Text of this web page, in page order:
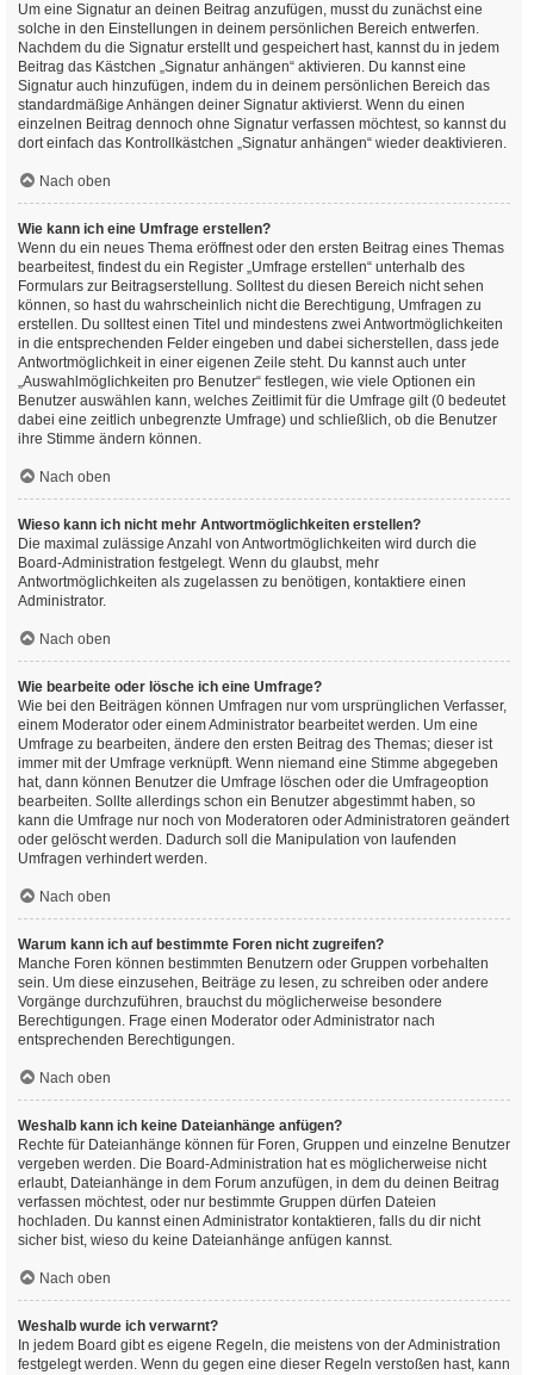
Um eine Signatur an deinen Beitrag anzufügen, musst du zunächst eine
solche in den Einstellungen in deinem persönlichen Bereich entwerfen.
Nachdem du die Signatur erstellt und gespeichert hast, kannst du in jedem
Beitrag das Kästchen „Signatur anhängen“ aktivieren. Du kannst eine
Signatur auch hinzufügen, indem du in deinem persönlichen Bereich das
standardmäßige Anhängen deiner Signatur aktivierst. Wenn du einen
einzelnen Beitrag dennoch ohne Signatur verfassen möchtest, so kannst du
dort einfach das Kontrollkästchen „Signatur anhängen“ wieder deaktivieren.
Nach oben
Wie kann ich eine Umfrage erstellen?
Wenn du ein neues Thema eröffnest oder den ersten Beitrag eines Themas
bearbeitest, findest du ein Register „Umfrage erstellen“ unterhalb des
Formulars zur Beitragserstellung. Solltest du diesen Bereich nicht sehen
können, so hast du wahrscheinlich nicht die Berechtigung, Umfragen zu
erstellen. Du solltest einen Titel und mindestens zwei Antwortmöglichkeiten
in die entsprechenden Felder eingeben und dabei sicherstellen, dass jede
Antwortmöglichkeit in einer eigenen Zeile steht. Du kannst auch unter
„Auswahlmöglichkeiten pro Benutzer“ festlegen, wie viele Optionen ein
Benutzer auswählen kann, welches Zeitlimit für die Umfrage gilt (0 bedeutet
dabei eine zeitlich unbegrenzte Umfrage) und schließlich, ob die Benutzer
ihre Stimme ändern können.
Nach oben
Wieso kann ich nicht mehr Antwortmöglichkeiten erstellen?
Die maximal zulässige Anzahl von Antwortmöglichkeiten wird durch die
Board-Administration festgelegt. Wenn du glaubst, mehr
Antwortmöglichkeiten als zugelassen zu benötigen, kontaktiere einen
Administrator.
Nach oben
Wie bearbeite oder lösche ich eine Umfrage?
Wie bei den Beiträgen können Umfragen nur vom ursprünglichen Verfasser,
einem Moderator oder einem Administrator bearbeitet werden. Um eine
Umfrage zu bearbeiten, ändere den ersten Beitrag des Themas; dieser ist
immer mit der Umfrage verknüpft. Wenn niemand eine Stimme abgegeben
hat, dann können Benutzer die Umfrage löschen oder die Umfrageoption
bearbeiten. Sollte allerdings schon ein Benutzer abgestimmt haben, so
kann die Umfrage nur noch von Moderatoren oder Administratoren geändert
oder gelöscht werden. Dadurch soll die Manipulation von laufenden
Umfragen verhindert werden.
Nach oben
Warum kann ich auf bestimmte Foren nicht zugreifen?
Manche Foren können bestimmten Benutzern oder Gruppen vorbehalten
sein. Um diese einzusehen, Beiträge zu lesen, zu schreiben oder andere
Vorgänge durchzuführen, brauchst du möglicherweise besondere
Berechtigungen. Frage einen Moderator oder Administrator nach
entsprechenden Berechtigungen.
Nach oben
Weshalb kann ich keine Dateianhänge anfügen?
Rechte für Dateianhänge können für Foren, Gruppen und einzelne Benutzer
vergeben werden. Die Board-Administration hat es möglicherweise nicht
erlaubt, Dateianhänge in dem Forum anzufügen, in dem du deinen Beitrag
verfassen möchtest, oder nur bestimmte Gruppen dürfen Dateien
hochladen. Du kannst einen Administrator kontaktieren, falls du dir nicht
sicher bist, wieso du keine Dateianhänge anfügen kannst.
Nach oben
Weshalb wurde ich verwarnt?
In jedem Board gibt es eigene Regeln, die meistens von der Administration
festgelegt werden. Wenn du gegen eine dieser Regeln verstoßen hast, kann